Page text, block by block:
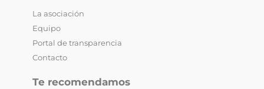
La asociación
Equipo
Portal de transparencia
Contacto
Te recomendamos